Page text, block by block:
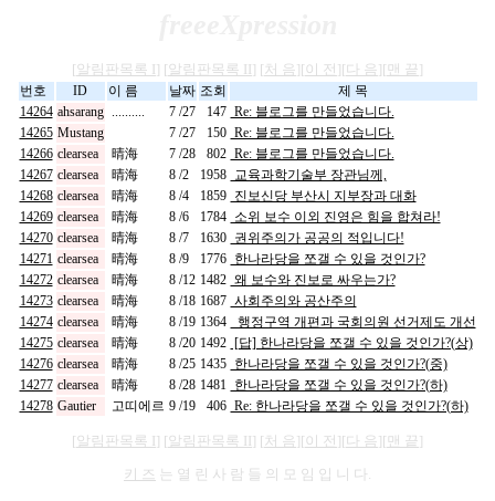
알림판목록 I 알림판목록 II 처 음 이 전 다 음 맨 끝
번호 ID 이 름 날짜 조회
제 목
14264 ahsarang 7 /27 147
Re: 블로그를 만들었습니다.
14265 Mustang 7 /27 150
Re: 블로그를 만들었습니다.
14266 clearsea 晴海 7 /28 802
Re: 블로그를 만들었습니다.
14267 clearsea 晴海 8 /2 1958
교육과학기술부 장관님께,
14268 clearsea 晴海 8 /4 1859
진보신당 부산시 지부장과 대화
14269 clearsea 晴海 8 /6 1784
소위 보수 이외 진영은 힘을 합쳐라!
14270 clearsea 晴海 8 /7 1630
권위주의가 공공의 적입니다!
14271 clearsea 晴海 8 /9 1776
한나라당을 쪼갤 수 있을 것인가?
14272 clearsea 晴海 8 /12 1482
왜 보수와 진보로 싸우는가?
14273 clearsea 晴海 8 /18 1687
사회주의와 공산주의
14274 clearsea 晴海 8 /19 1364
행정구역 개편과 국회의원 선거제도 개선
14275 clearsea 晴海 8 /20 1492
[답] 한나라당을 쪼갤 수 있을 것인가?(상)
14276 clearsea 晴海 8 /25 1435
한나라당을 쪼갤 수 있을 것인가?(중)
14277 clearsea 晴海 8 /28 1481
한나라당을 쪼갤 수 있을 것인가?(하)
14278 Gautier 고띠에르 9 /19 406 Re: 한나라당을 쪼갤 수 있을 것인가?(하)
알림판목록 I 알림판목록 II 처 음 이 전 다 음 맨 끝
키 즈 는 열 린 사 람 들 의 모 임 입 니 다.